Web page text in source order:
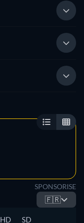
SPONSORISE
🇫🇷
HD SD